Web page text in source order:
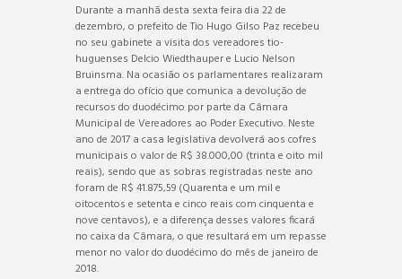
Durante a manhã desta sexta feira dia 22 de
dezembro, o prefeito de Tio Hugo Gilso Paz recebeu
no seu gabinete a visita dos vereadores tio-
huguenses Delcio Wiedthauper e Lucio Nelson
Bruinsma. Na ocasião os parlamentares realizaram
a entrega do ofício que comunica a devolução de
recursos do duodécimo por parte da Câmara
Municipal de Vereadores ao Poder Executivo. Neste
ano de 2017 a casa legislativa devolverá aos cofres
municipais o valor de R$ 38.000,00 (trinta e oito mil
reais), sendo que as sobras registradas neste ano
foram de R$ 41.875,59 (Quarenta e um mil e
oitocentos e setenta e cinco reais com cinquenta e
nove centavos), e a diferença desses valores ficará
no caixa da Câmara, o que resultará em um repasse
menor no valor do duodécimo do mês de janeiro de
2018.